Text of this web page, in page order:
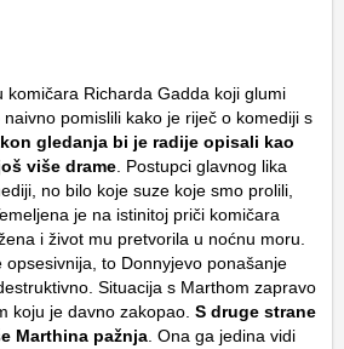
komičara Richarda Gadda koji glumi
pomislili kako je riječ o komediji s
gledanja bi je radije opisali kao
više drame . Postupci glavnog lika
no bilo koje suze koje smo prolili,
je na istinitoj priči komičara
i život mu pretvorila u noćnu moru.
to Donnyjevo ponašanje
Situacija s Marthom zapravo
koju je davno zakopao. S druge strane
Marthina pažnja . Ona ga jedina vidi